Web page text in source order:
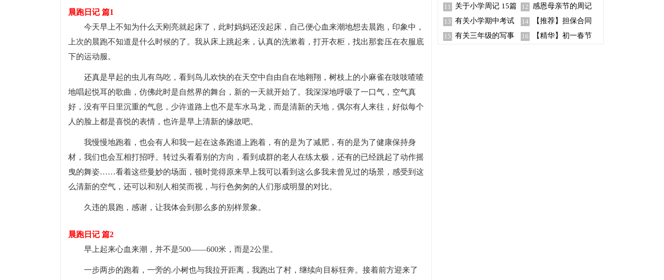
晨跑日记 篇1
今天早上不知为什么天刚亮就起床了，此时妈妈还没起床，自己便心血来潮地想去晨跑，印象中，
上次的晨跑不知道是什么时候的了。我从床上跳起来，认真的洗漱着，打开衣柜，找出那套压在衣服底
下的运动服。
还真是早起的虫儿有鸟吃，看到鸟儿欢快的在天空中自由自在地翱翔，树枝上的小麻雀在吱吱喳喳
地唱起悦耳的歌曲，仿佛此时是自然界的舞台，新的一天就开始了。我深深地呼吸了一口气，空气真
好，没有平日里沉重的气息，少许道路上也不是车水马龙，而是清新的天地，偶尔有人来往，好似每个
人的脸上都是喜悦的表情，也许是早上清新的缘故吧。
我慢慢地跑着，也会有人和我一起在这条跑道上跑着，有的是为了减肥，有的是为了健康保持身
材，我们也会互相打招呼。转过头看看别的方向，看到成群的老人在练太极，还有的已经跳起了动作摇
曳的舞姿……看着这些曼妙的场面，顿时觉得原来早上我可以看到这么多我未曾见过的场景，感受到这
么清新的空气，还可以和别人相笑而视，与行色匆匆的人们形成明显的对比。
久违的晨跑，感谢，让我体会到那么多的别样景象。
晨跑日记 篇2
早上起来心血来潮，并不是500——600米，而是2公里。
一步两步的跑着，一旁的.小树也与我拉开距离，我跑出了村，继续向目标狂奔。接着前方迎来了
文锦集8篇
合同范文8篇
11 关于小学周记 15篇 12 感恩母亲节的周记
13 有关小学期中考试
作文300字锦集六篇
14
【推荐】担保合同
范文合集八篇
15 有关三年级的写事
16
【精华】初一春节